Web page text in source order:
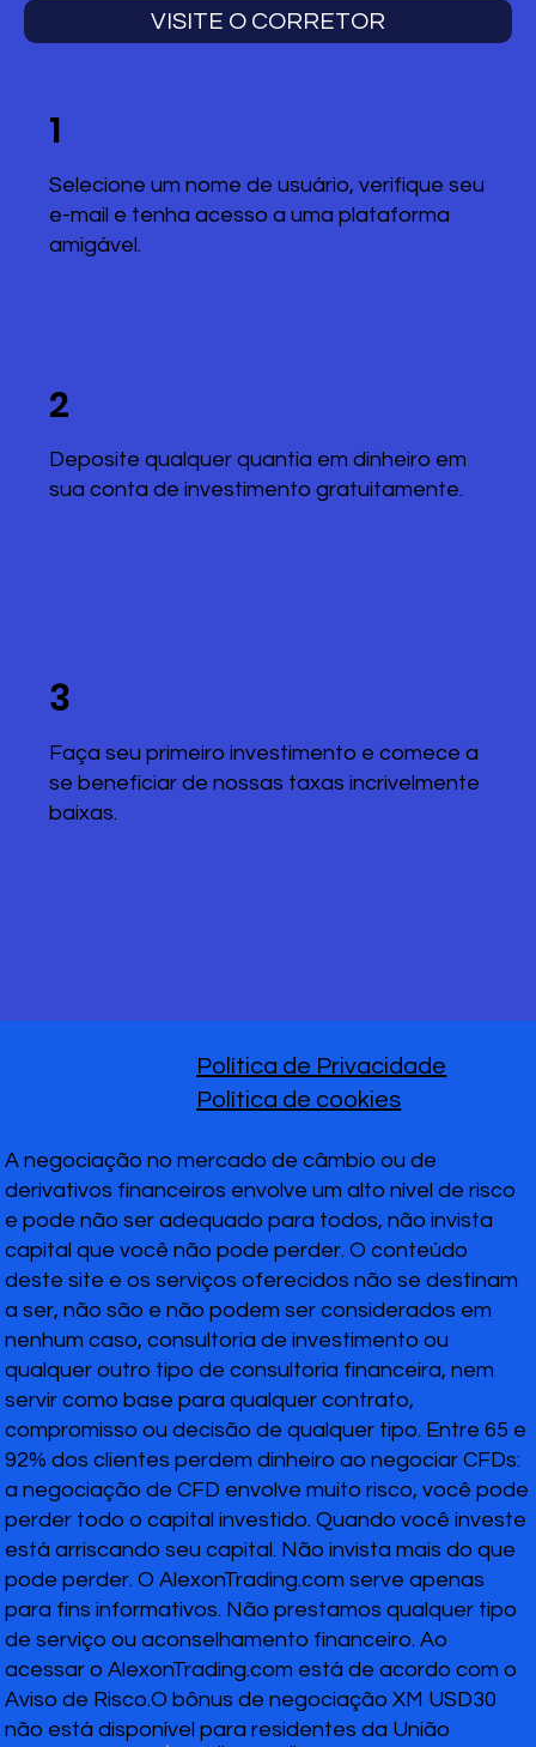
VISITE O CORRETOR
1
Selecione um nome de usuário, verifique seu
e-mail e tenha acesso a uma plataforma
amigável.
2
Deposite qualquer quantia em dinheiro em
sua conta de investimento gratuitamente.
3
Faça seu primeiro investimento e comece a
se beneficiar de nossas taxas incrivelmente
baixas.
A negociação no mercado de câmbio ou de
derivativos financeiros envolve um alto nível de risco
e pode não ser adequado para todos, não invista
capital que você não pode perder. O conteúdo
deste site e os serviços oferecidos não se destinam
a ser, não são e não podem ser considerados em
nenhum caso, consultoria de investimento ou
qualquer outro tipo de consultoria financeira, nem
servir como base para qualquer contrato,
compromisso ou decisão de qualquer tipo. Entre 65 e
92% dos clientes perdem dinheiro ao negociar CFDs:
a negociação de CFD envolve muito risco, você pode
perder todo o capital investido. Quando você investe
está arriscando seu capital. Não invista mais do que
pode perder. O AlexonTrading.com serve apenas
para fins informativos. Não prestamos qualquer tipo
de serviço ou aconselhamento financeiro. Ao
acessar o AlexonTrading.com está de acordo com o
Aviso de Risco.O bônus de negociação XM USD30
não está disponível para residentes da União
Política de Privacidade
Política de cookies